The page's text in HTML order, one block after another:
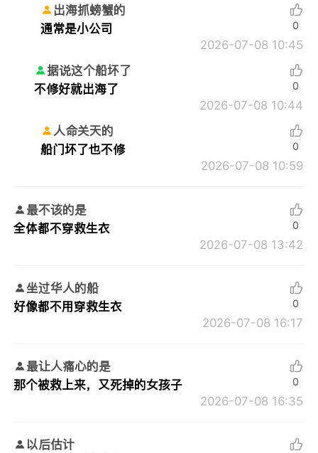
出海抓螃蟹的
通常是小公司
2026-07-08 10:45
0
据说这个船坏了
不修好就出海了
2026-07-08 10:44
0
人命关天的
船门坏了也不修
2026-07-08 10:59
0
最不该的是
全体都不穿救生衣
2026-07-08 13:42
0
坐过华人的船
好像都不用穿救生衣
2026-07-08 16:17
0
最让人痛心的是
那个被救上来，又死掉的女孩子
2026-07-08 16:35
0
以后估计